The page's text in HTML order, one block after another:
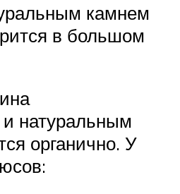
камнем
в большом
натуральным
органично. У